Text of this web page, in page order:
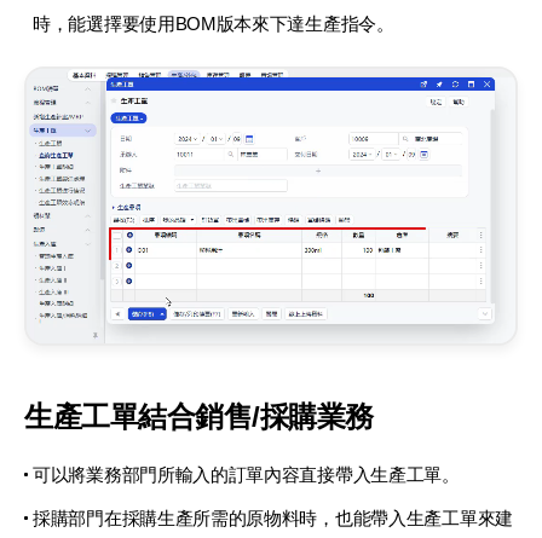
時，能選擇要使用BOM版本來下達生產指令。
生產工單結合銷售/採購業務
可以將業務部門所輸入的訂單內容直接帶入生產工單。
採購部門在採購生產所需的原物料時，也能帶入生產工單來建